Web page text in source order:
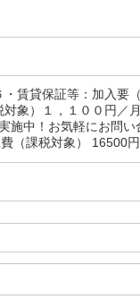
賃貸保証等：加入要
象）１，１００円／
施中！お気軽にお問い
（課税対象） 16500円